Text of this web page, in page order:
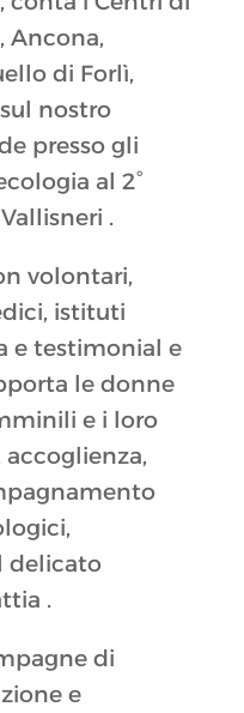
Ancona,
di Forlì,
nostro
presso gli
al 2°
.
volontari,
istituti
e testimonial e
le donne
e i loro
delicato
.
di
e